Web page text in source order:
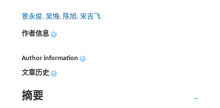
景永俊, 吴悔, 陈旭, 宋吉飞
作者信息 +
Author information +
文章历史 +
摘要